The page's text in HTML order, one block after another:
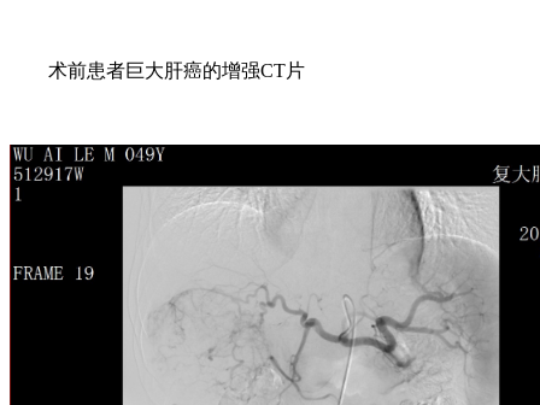
术前患者巨大肝癌的增强CT片